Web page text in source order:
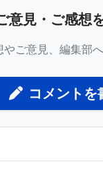
ていくつかのワ
で進んでいる
し、モンタナ州
意見・ご感想
ご意見、編集部
コメントを